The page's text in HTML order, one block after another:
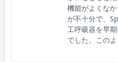
機能がよくな
が不十分で、
工呼吸器を早
でした。この